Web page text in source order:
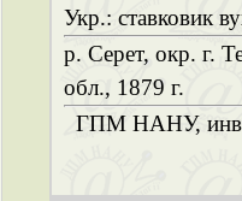
Укр.: ставковик
р. Серет, окр. г.
обл., 1879 г.
ГПМ НАНУ,